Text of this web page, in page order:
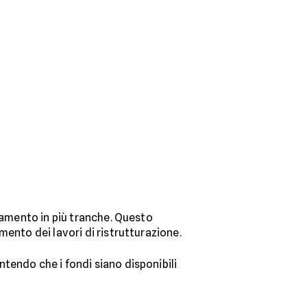
in più tranche. Questo
dei lavori di ristrutturazione.
che i fondi siano disponibili